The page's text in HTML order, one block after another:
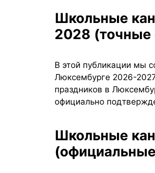
Школьные каникулы в Люксембурге 2026-2027-
2028
В этой публикации мы
Люксембурге 2026-
праздников в
официально
Школьные каникулы в Румынии 2026-2027